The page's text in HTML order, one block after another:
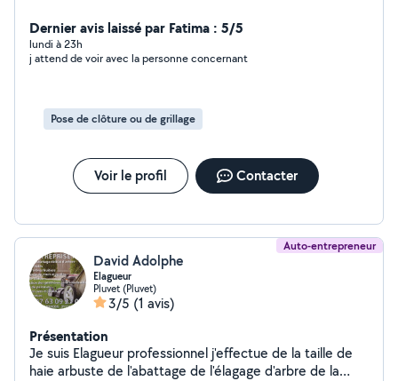
Dernier avis laissé par Fatima : 5/5
lundi à 23h
j attend de voir avec la personne concernant
Pose de clôture ou de grillage
Voir le profil Contacter
Auto-entrepreneur
David Adolphe
Elagueur
Pluvet (Pluvet)
3/5 (1 avis)
Présentation
Je suis Elagueur professionnel j'effectue de la taille de
haie arbuste de l'abattage de l'élagage d'arbre de la